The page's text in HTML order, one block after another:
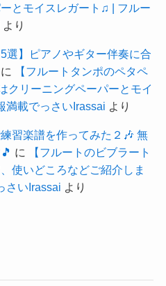
とモイスレガート♫ | フルー
より
選】ピアノやギター伴奏に合
に
【フルートタンポのペタペ
クリーニングペーパーとモイ
満載でっさいIrassai より
習楽譜を作ってみた２🎶 無
に
【フルートのビブラート
使いどころなどご紹介しま
さいIrassai より